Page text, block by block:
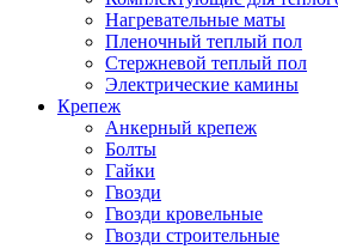
Нагревательные маты
Пленочный теплый пол
Стержневой теплый пол
Электрические камины
Крепеж
Анкерный крепеж
Болты
Гайки
Гвозди
Гвозди кровельные
Гвозди строительные